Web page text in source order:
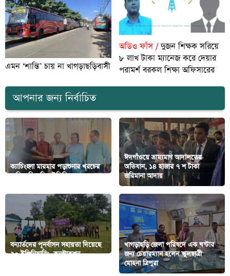
এমন ‘শান্তি’ চায় না খাগড়াছড়িবাসী
অডিও ফাঁস /দুজন শিক্ষক সরিয়ে
৮ লাখ টাকা ম্যানেজ করে দেয়ার
পরামর্শ বরকল শিক্ষা অফিসারের
আপনার জন্য নির্বাচিত
ক্যাচিংহ্লা মারমার পড়াশুনার খরচের
দায়িত্ব নিল সিআইপিডি
ঈদগাঁওয়ে ভ্রাম্যমাণ আদালতের
অভিযান, ১৪ হাজার ৭ শ টাকা
জরিমানা আদায়
বন্যার্তদের পূনর্বাসন সহায়তা দিয়েছে
২০ ইঞ্জিনিয়ারিং কনস্ট্রাকশন
খাগড়াছড়ি জেলা পরিষদে এক ঘন্টার
জন্য চেয়ারম্যান হলেন স্কুলছাত্রী
মোহনা ত্রিপুরা